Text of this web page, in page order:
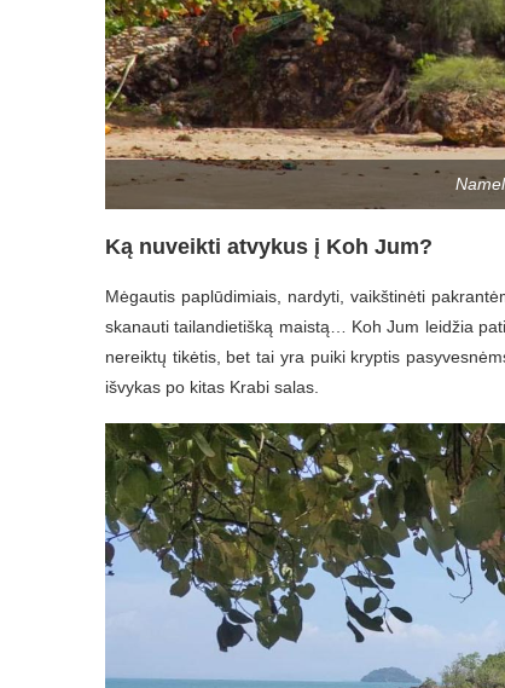
Ką nuveikti atvykus į Koh Jum?
Mėgautis paplūdimiais, nardyti, vaikštinėti
skanauti tailandietišką maistą… Koh Jum leidžia
nereiktų tikėtis, bet tai yra puiki kryptis
išvykas po kitas Krabi salas.